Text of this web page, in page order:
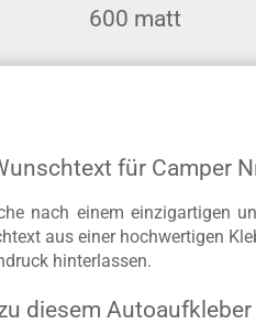
600 matt
für Camper
nach einem einzigartigen
aus einer hochwertigen
hinterlassen.
diesem Autoaufkleber